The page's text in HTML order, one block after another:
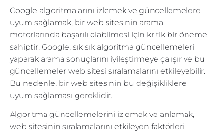
Google algoritmalarını izlemek ve güncellemelere
uyum sağlamak, bir web sitesinin arama
motorlarında başarılı olabilmesi için kritik bir öneme
sahiptir. Google, sık sık algoritma güncellemeleri
yaparak arama sonuçlarını iyileştirmeye çalışır ve bu
güncellemeler web sitesi sıralamalarını etkileyebilir.
Bu nedenle, bir web sitesinin bu değişikliklere
uyum sağlaması gereklidir.
Algoritma güncellemelerini izlemek ve anlamak,
web sitesinin sıralamalarını etkileyen faktörleri